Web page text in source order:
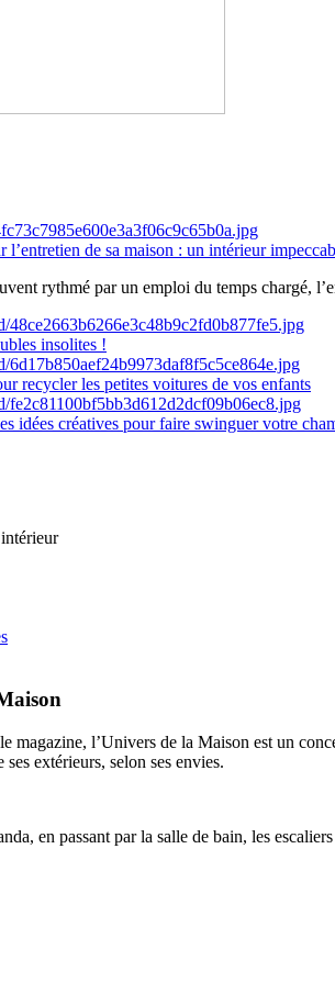
l’entretien de sa maison : un intérieur
rythmé par un emploi du temps chargé,
insolites !
recycler les petites voitures de vos enfants
idées créatives pour faire swinguer votre
magazine, l’Univers de la Maison est un
ses extérieurs, selon ses envies.
en passant par la salle de bain, les